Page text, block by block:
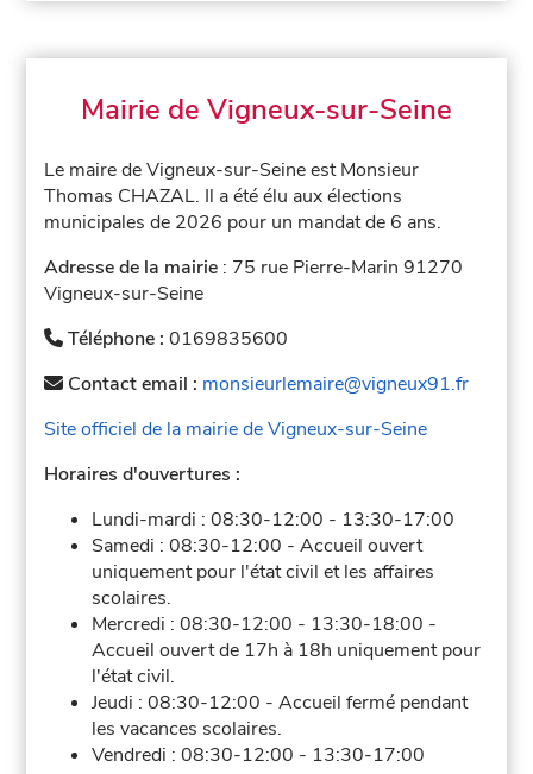
Mairie de Vigneux-sur-Seine
Le maire de Vigneux-sur-Seine est Monsieur
Thomas CHAZAL. Il a été élu aux élections
municipales de 2026 pour un mandat de 6 ans.
Adresse de la mairie : 75 rue Pierre-Marin 91270
Vigneux-sur-Seine
Téléphone :0169835600
Contact email : monsieurlemaire@vigneux91.fr
Site officiel de la mairie de Vigneux-sur-Seine
Horaires d'ouvertures :
Lundi-mardi :08:30-12:00 - 13:30-17:00
Samedi :08:30-12:00 -Accueil ouvert
uniquement pour l'état civil et les affaires
scolaires.
Mercredi :08:30-12:00 - 13:30-18:00 -
Accueil ouvert de 17h à 18h uniquement pour
l'état civil.
Jeudi :08:30-12:00 -Accueil fermé pendant
les vacances scolaires.
Vendredi :08:30-12:00 - 13:30-17:00